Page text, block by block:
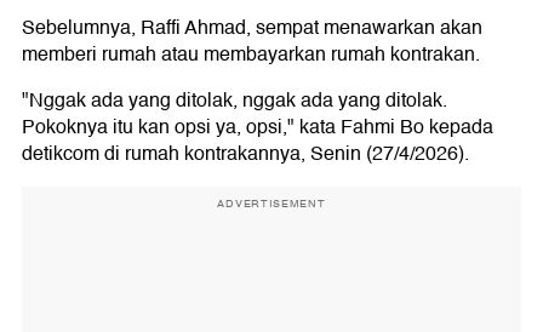
Sebelumnya, Raffi Ahmad, sempat menawarkan akan
memberi rumah atau membayarkan rumah kontrakan.
"Nggak ada yang ditolak, nggak ada yang ditolak.
Pokoknya itu kan opsi ya, opsi," kata Fahmi Bo kepada
detikcom di rumah kontrakannya, Senin (27/4/2026).
ADVERTISEMENT